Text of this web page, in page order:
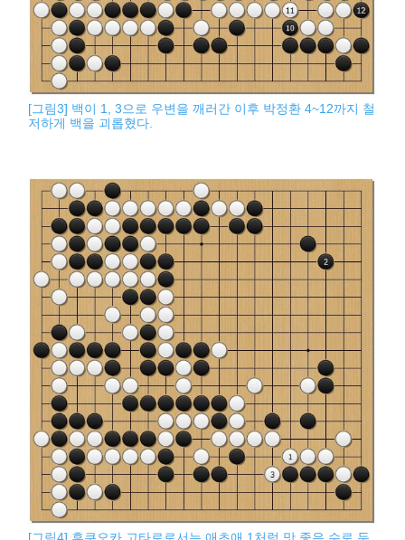
[그림3] 백이 1, 3으로 우변을 깨러간 이후 박정환 4~12까지 철
저하게 백을 괴롭혔다.